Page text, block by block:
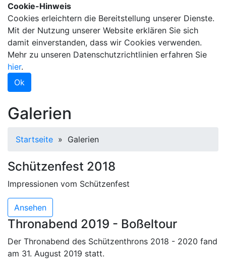
Cookie-Hinweis
Cookies erleichtern die Bereitstellung unserer Dienste.
Mit der Nutzung unserer Website erklären Sie sich
damit einverstanden, dass wir Cookies verwenden.
Mehr zu unseren Datenschutzrichtlinien erfahren Sie
hier.
Ok
Galerien
Startseite » Galerien
Schützenfest 2018
Impressionen vom Schützenfest
Ansehen
Thronabend 2019 - Boßeltour
Der Thronabend des Schützenthrons 2018 - 2020 fand
am 31. August 2019 statt.